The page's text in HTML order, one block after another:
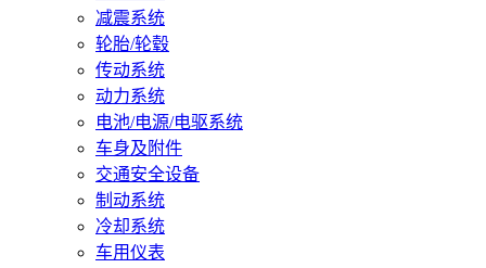
减震系统
轮胎/轮毂
传动系统
动力系统
电池/电源/电驱系统
车身及附件
交通安全设备
制动系统
冷却系统
车用仪表